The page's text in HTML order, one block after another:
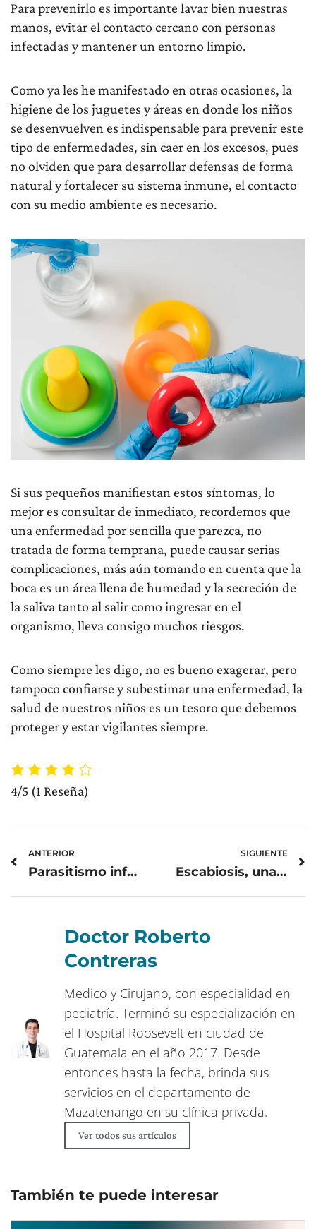
Para prevenirlo es importante lavar bien nuestras
manos, evitar el contacto cercano con personas
infectadas y mantener un entorno limpio.
Como ya les he manifestado en otras ocasiones, la
higiene de los juguetes y áreas en donde los niños
se desenvuelven es indispensable para prevenir este
tipo de enfermedades, sin caer en los excesos, pues
no olviden que para desarrollar defensas de forma
natural y fortalecer su sistema inmune, el contacto
con su medio ambiente es necesario.
Si sus pequeños manifiestan estos síntomas, lo
mejor es consultar de inmediato, recordemos que
una enfermedad por sencilla que parezca, no
tratada de forma temprana, puede causar serias
complicaciones, más aún tomando en cuenta que la
boca es un área llena de humedad y la secreción de
la saliva tanto al salir como ingresar en el
organismo, lleva consigo muchos riesgos.
Como siempre les digo, no es bueno exagerar, pero
tampoco confiarse y subestimar una enfermedad, la
salud de nuestros niños es un tesoro que debemos
proteger y estar vigilantes siempre.
4/5 (1 Reseña)
ANTERIOR
Parasitismo infantil: Síntomas, prevención, complicaciones y tratamiento para una infancia saludable.
SIGUIENTE
Escabiosis, una afección cutánea muy contagiosa entre niños
Doctor Roberto
Contreras
Medico y Cirujano, con especialidad en
pediatría. Terminó su especialización en
el Hospital Roosevelt en ciudad de
Guatemala en el año 2017. Desde
entonces hasta la fecha, brinda sus
servicios en el departamento de
Mazatenango en su clínica privada.
Ver todos sus artículos
También te puede interesar